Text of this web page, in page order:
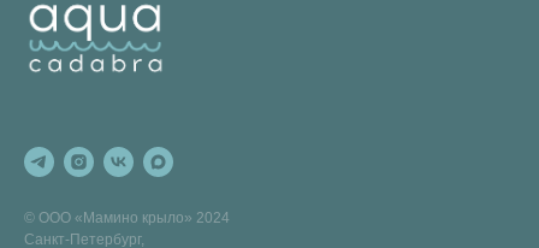
© ООО «Мамино крыло» 2024
Санкт-Петербург,